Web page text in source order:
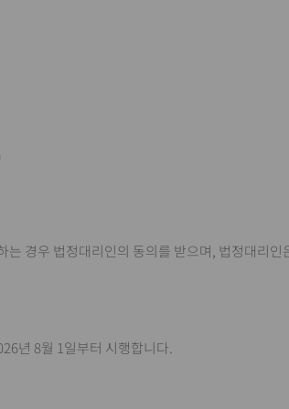
는 경우 법정대리인의 동의를 받으며, 법정대리
년 8월 1일부터 시행합니다.